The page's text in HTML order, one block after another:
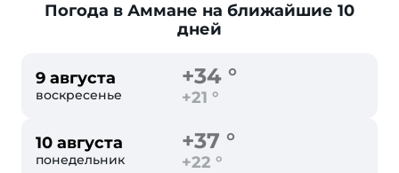
Погода в Аммане на ближайшие 10
дней
9 августа
воскресенье
+34 °
+21 °
10 августа
понедельник
+37 °
+22 °